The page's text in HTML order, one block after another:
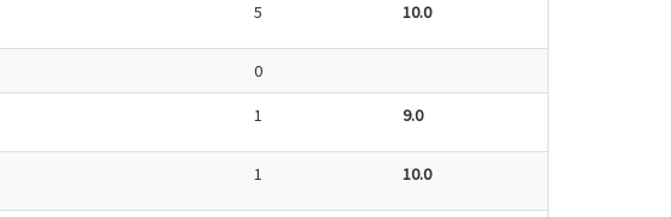
5 10.0
0
1 9.0
1 10.0